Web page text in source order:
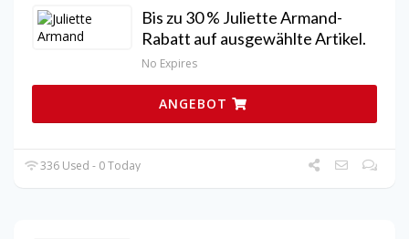
Bis zu 30 % Juliette Armand-
Rabatt auf ausgewählte Artikel.
No Expires
ANGEBOT
336 Used - 0 Today